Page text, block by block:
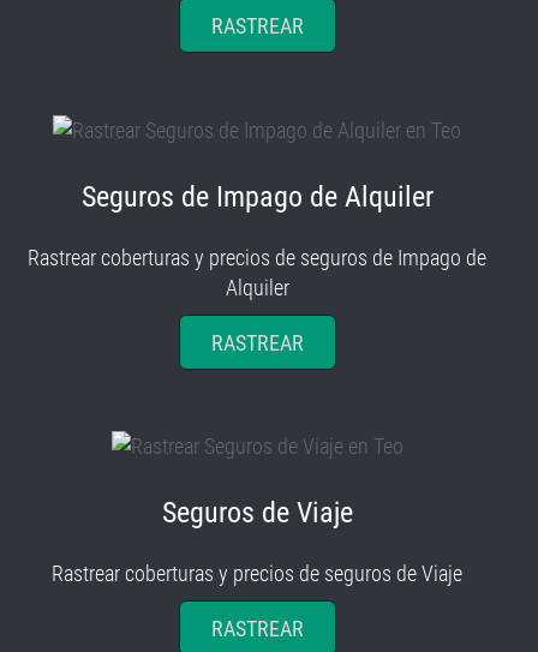
Rastrear coberturas y precios de seguros de Impago de
Alquiler
RASTREAR
Rastrear coberturas y precios de seguros de Viaje
RASTREAR